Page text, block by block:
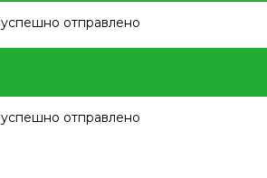
отправлено
отправлено